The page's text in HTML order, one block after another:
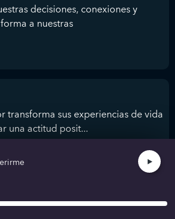
decisiones, conexiones y
a nuestras
transforma sus experiencias de vida
una actitud posit...
y logra lo extraordinario. Con el
hasta e...